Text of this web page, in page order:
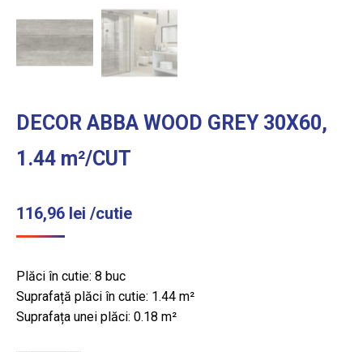
DECOR ABBA WOOD GREY 30X60,
1.44 m²/CUT
116,96 lei /cutie
Plăci în cutie: 8 buc
Suprafață plăci în cutie: 1.44 m²
Suprafața unei plăci: 0.18 m²